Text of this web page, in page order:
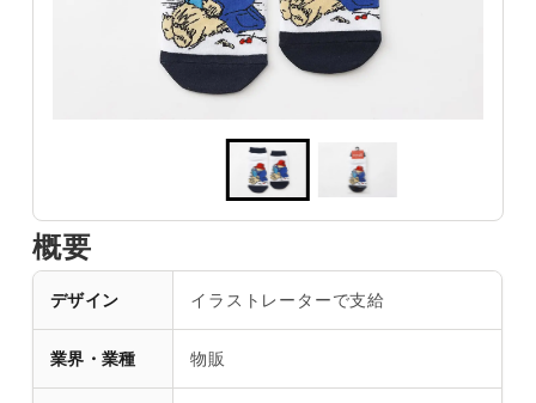
概要
デザイン イラストレーターで支給
業界・業種 物販